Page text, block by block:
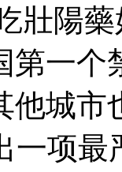
壯陽
第一
他城市
一项